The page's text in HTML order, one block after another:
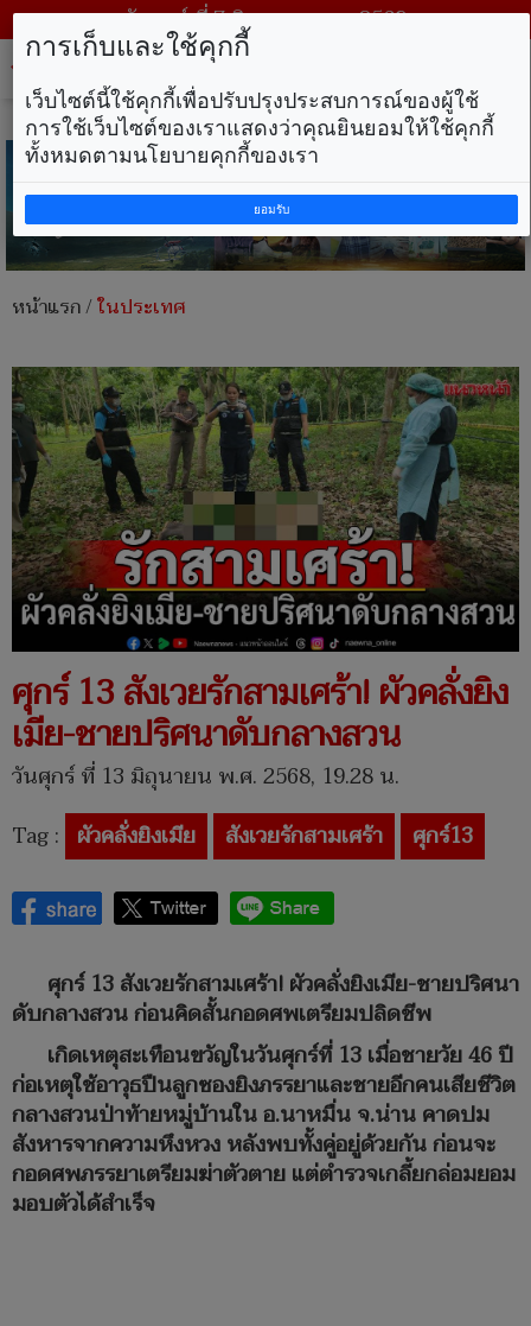
วันศุกร์ ที่ 7 สิงหาคม พ.ศ. 2569
หน้าแรก/ในประเทศ
ศุกร์ 13 สังเวยรักสามเศร้า! ผัวคลั่งยิง
เมีย-ชายปริศนาดับกลางสวน
วันศุกร์ ที่ 13 มิถุนายน พ.ศ. 2568, 19.28 น.
Tag : ผัวคลั่งยิงเมีย สังเวยรักสามเศร้า ศุกร์13
ศุกร์ 13 สังเวยรักสามเศร้า! ผัวคลั่งยิงเมีย-ชายปริศนา
ดับกลางสวน ก่อนคิดสั้นกอดศพเตรียมปลิดชีพ
เกิดเหตุสะเทือนขวัญในวันศุกร์ที่ 13 เมื่อชายวัย 46 ปี
ก่อเหตุใช้อาวุธปืนลูกซองยิงภรรยาและชายอีกคนเสียชีวิต
กลางสวนป่าท้ายหมู่บ้านใน อ.นาหมื่น จ.น่าน คาดปม
สังหารจากความหึงหวง หลังพบทั้งคู่อยู่ด้วยกัน ก่อนจะ
กอดศพภรรยาเตรียมฆ่าตัวตาย แต่ตำรวจเกลี้ยกล่อมยอม
มอบตัวได้สำเร็จ
การเก็บและใช้คุกกี้
เว็บไซต์นี้ใช้คุกกี้เพื่อปรับปรุงประสบการณ์ของผู้ใช้
การใช้เว็บไซต์ของเราแสดงว่าคุณยินยอมให้ใช้คุกกี้
ทั้งหมดตามนโยบายคุกกี้ของเรา
ยอมรับ